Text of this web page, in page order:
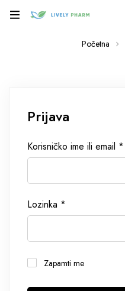
Početna
Prijava
Korisničko ime ili email *
Lozinka *
Zapamti me